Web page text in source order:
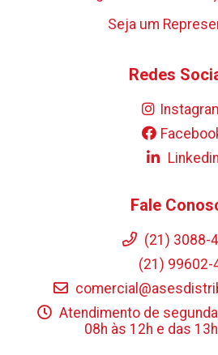
Seja um
Redes
Linkedin
Fale
(21) 3088-
(21) 99602-
Atendimento de
08h às 12h e das